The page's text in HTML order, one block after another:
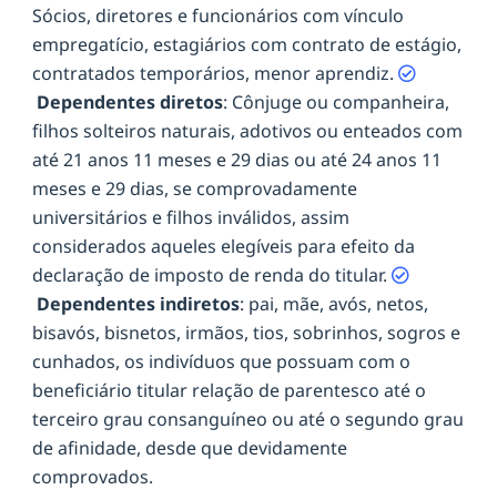
Sócios, diretores e funcionários com vínculo
empregatício, estagiários com contrato de estágio,
contratados temporários, menor aprendiz.
Dependentes diretos: Cônjuge ou companheira,
filhos solteiros naturais, adotivos ou enteados com
até 21 anos 11 meses e 29 dias ou até 24 anos 11
meses e 29 dias, se comprovadamente
universitários e filhos inválidos, assim
considerados aqueles elegíveis para efeito da
declaração de imposto de renda do titular.
Dependentes indiretos: pai, mãe, avós, netos,
bisavós, bisnetos, irmãos, tios, sobrinhos, sogros e
cunhados, os indivíduos que possuam com o
beneficiário titular relação de parentesco até o
terceiro grau consanguíneo ou até o segundo grau
de afinidade, desde que devidamente
comprovados.